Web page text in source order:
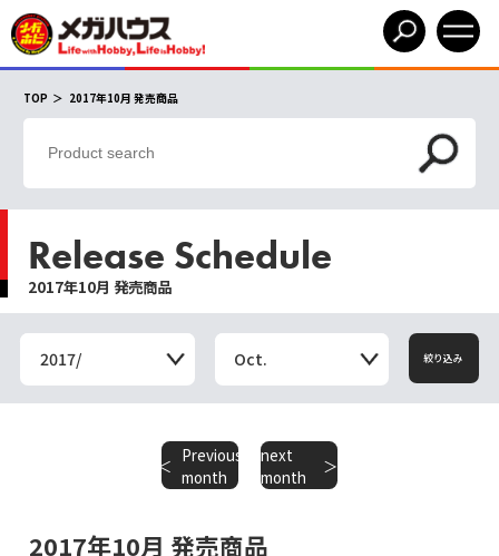
TOP 2017年10月 発売商品
Release Schedule
2017年10月 発売商品
2017/ Oct. 絞り込み
Previous
month
​ ​next
month
2017年10月 発売商品